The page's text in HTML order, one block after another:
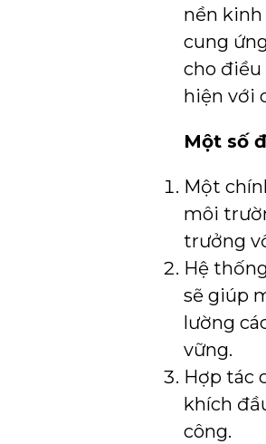
nền
cung
cho điều
hiện với
Một số
Một
môi
trưởng
Hệ
sẽ giúp
lường
vững.
Hợp tác
khích
công.